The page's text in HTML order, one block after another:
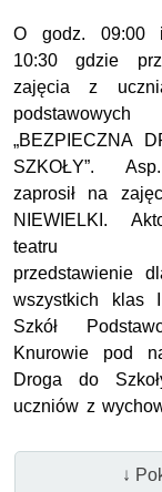
O godz. 09:00
10:30 gdzie
zajęcia z
„BEZPIECZNA
SZKOŁY”.
zaprosił na
NIEWIELKI.
teatru
przedstawienie
wszystkich klas
Szkół
Knurowie pod
Droga do
uczniów z
↓